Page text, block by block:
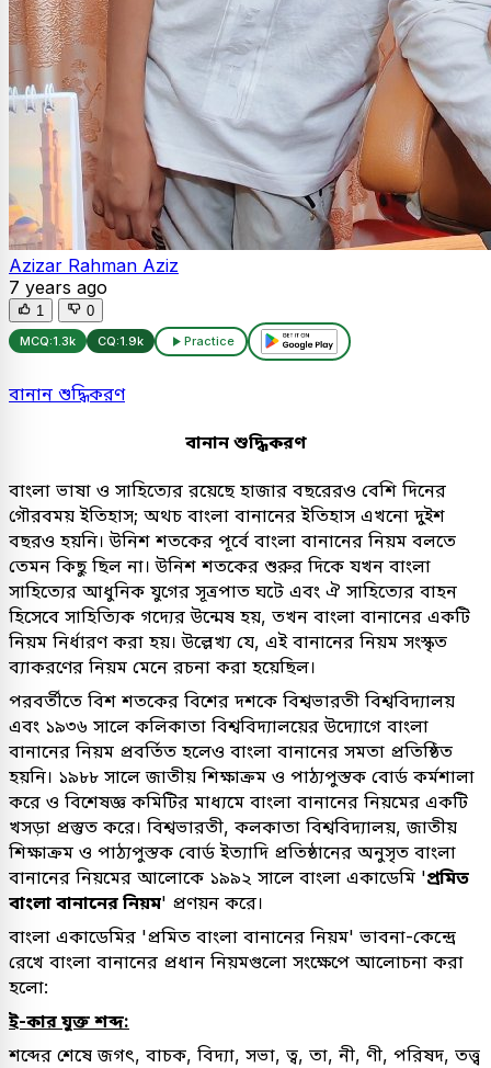
Azizar Rahman Aziz
7 years ago
1 0
MCQ:1.3k CQ:1.9k Practice
বানান শুদ্ধিকরণ
বানান শুদ্ধিকরণ
বাংলা ভাষা ও সাহিত্যের রয়েছে হাজার বছরেরও বেশি দিনের
গৌরবময় ইতিহাস; অথচ বাংলা বানানের ইতিহাস এখনো দুইশ
বছরও হয়নি। উনিশ শতকের পূর্বে বাংলা বানানের নিয়ম বলতে
তেমন কিছু ছিল না। উনিশ শতকের শুরুর দিকে যখন বাংলা
সাহিত্যের আধুনিক যুগের সূত্রপাত ঘটে এবং ঐ সাহিত্যের বাহন
হিসেবে সাহিত্যিক গদ্যের উন্মেষ হয়, তখন বাংলা বানানের একটি
নিয়ম নির্ধারণ করা হয়। উল্লেখ্য যে, এই বানানের নিয়ম সংস্কৃত
ব্যাকরণের নিয়ম মেনে রচনা করা হয়েছিল।
পরবর্তীতে বিশ শতকের বিশের দশকে বিশ্বভারতী বিশ্ববিদ্যালয়
এবং ১৯৩৬ সালে কলিকাতা বিশ্ববিদ্যালয়ের উদ্যোগে বাংলা
বানানের নিয়ম প্রবর্তিত হলেও বাংলা বানানের সমতা প্রতিষ্ঠিত
হয়নি। ১৯৮৮ সালে জাতীয় শিক্ষাক্রম ও পাঠ্যপুস্তক বোর্ড কর্মশালা
করে ও বিশেষজ্ঞ কমিটির মাধ্যমে বাংলা বানানের নিয়মের একটি
খসড়া প্রস্তুত করে। বিশ্বভারতী, কলকাতা বিশ্ববিদ্যালয়, জাতীয়
শিক্ষাক্রম ও পাঠ্যপুস্তক বোর্ড ইত্যাদি প্রতিষ্ঠানের অনুসৃত বাংলা
বানানের নিয়মের আলোকে ১৯৯২ সালে বাংলা একাডেমি 'প্রমিত
বাংলা বানানের নিয়ম' প্রণয়ন করে।
বাংলা একাডেমির 'প্রমিত বাংলা বানানের নিয়ম' ভাবনা-কেন্দ্রে
রেখে বাংলা বানানের প্রধান নিয়মগুলো সংক্ষেপে আলোচনা করা
হলো:
ই-কার যুক্ত শব্দ:
শব্দের শেষে জগৎ, বাচক, বিদ্যা, সভা, ত্ব, তা, নী, ণী, পরিষদ, তত্ত্ব